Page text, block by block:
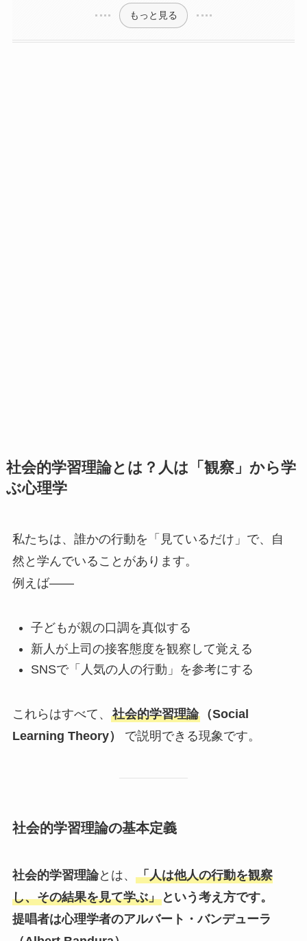
もっと見る
社会的学習理論とは？人は「観察」から学
ぶ心理学
私たちは、誰かの行動を「見ているだけ」で、自
然と学んでいることがあります。
例えば——
子どもが親の口調を真似する
新人が上司の接客態度を観察して覚える
SNSで「人気の人の行動」を参考にする
これらはすべて、 社会的学習理論（Social
Learning Theory）
で説明できる現象です。
社会的学習理論の基本定義
社会的学習理論とは、 「人は他人の行動を観察
し、その結果を見て学ぶ」という考え方です。
提唱者は心理学者のアルバート・バンデューラ